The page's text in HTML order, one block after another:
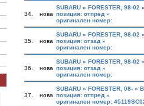
34. нова
SUBARU » FORESTER, 98-02
позиция: отпред »
оригинален номер:
35. нова
SUBARU » FORESTER, 98-02
позиция: отзад »
оригинален номер:
36. нова
SUBARU » FORESTER, 98-02
позиция: отзад »
оригинален номер:
37. нова
SUBARU » FORESTER, 08-
позиция: отпред »
оригинален номер: